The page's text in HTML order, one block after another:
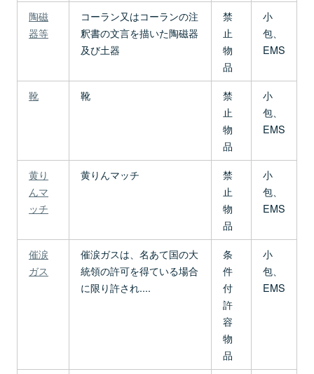
陶磁
器等
コーラン又はコーランの注
釈書の文言を描いた陶磁器
及び土器
禁
止
物
品
小
包、
EMS
靴 靴
禁
止
物
品
小
包、
EMS
黄り
んマ
ッチ
黄りんマッチ
禁
止
物
品
小
包、
EMS
催涙
ガス
催涙ガスは、名あて国の大
統領の許可を得ている場合
に限り許され....
条
件
付
許
容
物
品
小
包、
EMS